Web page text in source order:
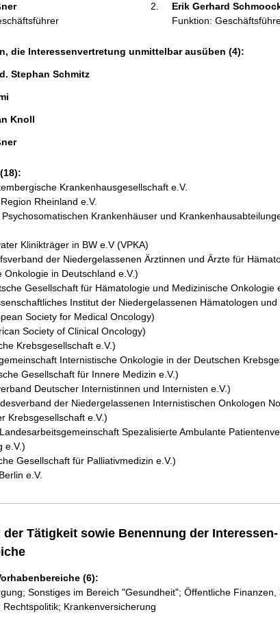
Erik Gerhard
Funktion:
die Interessenvertretung unmittelbar ausüben (4):
Stephan Schmitz
Knoll
Krankenhausgesellschaft e.V.
Rheinland e.V.
Krankenhäuser und
Klinikträger in BW e.V (VPKA)
der Niedergelassenen Ärztinnen und Ärzte für
Onkologie in Deutschland e.V.)
Gesellschaft für Hämatologie und Medizinische Onkologie
Institut der Niedergelassenen Hämatologen
Society for Medical Oncology)
Society of Clinical Oncology)
Krebsgesellschaft e.V.)
Internistische Onkologie in der Deutschen
Gesellschaft für Innere Medizin e.V.)
Deutscher Internistinnen und Internisten e.V.)
der Niedergelassenen Internistischen Onkologen
Krebsgesellschaft e.V.)
Spezalisierte Ambulante
e.V.)
Gesellschaft für Palliativmedizin e.V.)
e.V.
Tätigkeit sowie Benennung der Interessen-
(6):
Sonstiges im Bereich "Gesundheit"; Öffentliche Finanzen,
Krankenversicherung